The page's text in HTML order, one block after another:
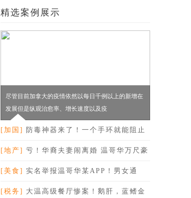
精选案例展示
尽管目前加拿大的疫情依然以每日千例以上的新增在
发展但是纵观治愈率、增长速度以及疫
[加国] 防毒神器来了！一个手环就能阻止
新冠病毒传
[地产] 亏！华裔夫妻闹离婚 温哥华万尺豪
宅遭强拆
[美食] 实名举报温哥华某APP！男女通
吃，深夜诱惑
[税务] 大温高级餐厅惨案！鹅肝，蓝鳍金